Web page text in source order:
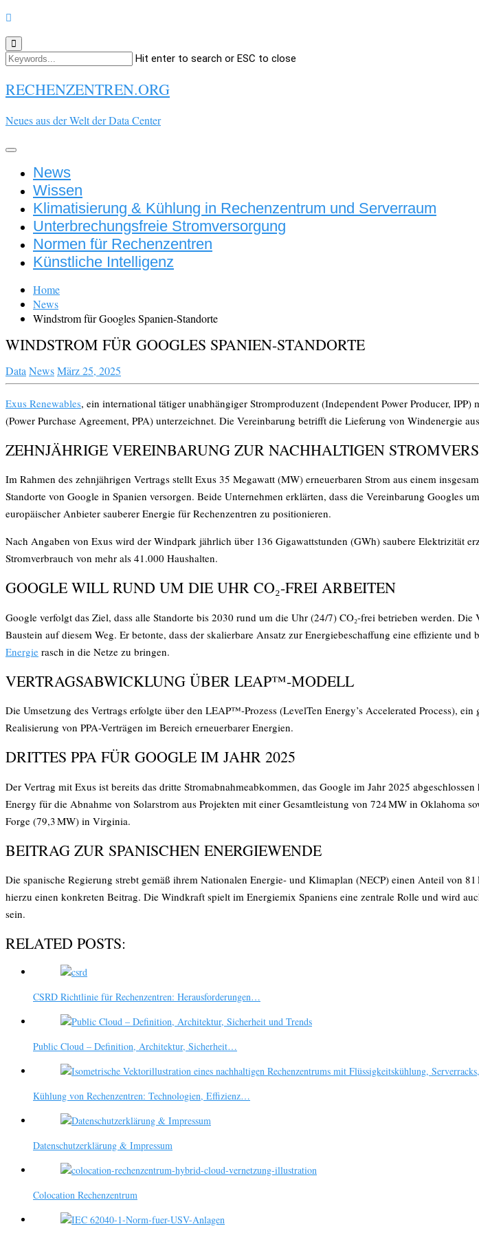
Hit enter to search or ESC to close
RECHENZENTREN.ORG
Neues aus der Welt der Data Center
Toggle
navigationNews
Wissen
Klimatisierung & Kühlung in Rechenzentrum und Serverraum
Unterbrechungsfreie Stromversorgung
Normen für Rechenzentren
Künstliche Intelligenz
Home
News
Windstrom für Googles Spanien-Standorte
WINDSTROM FÜR GOOGLES SPANIEN-STANDORTE
Data NewsMärz 25, 2025
Exus Renewables, ein international tätiger unabhängiger Stromproduzent (Independent Power Producer,
(Power Purchase Agreement, PPA) unterzeichnet. Die Vereinbarung betrifft die Lieferung von Windenergie
ZEHNJÄHRIGE VEREINBARUNG ZUR NACHHALTIGEN
Im Rahmen des zehnjährigen Vertrags stellt Exus 35 Megawatt (MW) erneuerbaren Strom aus einem
Standorte von Google in Spanien versorgen. Beide Unternehmen erklärten, dass die Vereinbarung Googles
europäischer Anbieter sauberer Energie für Rechenzentren zu positionieren.
Nach Angaben von Exus wird der Windpark jährlich über 136 Gigawattstunden (GWh) saubere Elektrizität
Stromverbrauch von mehr als 41.000 Haushalten.
GOOGLE WILL RUND UM DIE UHR CO₂-FREI ARBEITEN
Google verfolgt das Ziel, dass alle Standorte bis 2030 rund um die Uhr (24/7) CO₂-frei betrieben werden. Die
Baustein auf diesem Weg. Er betonte, dass der skalierbare Ansatz zur Energie­beschaffung eine effiziente
Energie rasch in die Netze zu bringen.
VERTRAGSABWICKLUNG ÜBER LEAP™-MODELL
Die Umsetzung des Vertrags erfolgte über den LEAP™-Prozess (LevelTen Energy’s Accelerated Process),
Realisierung von PPA-Verträgen im Bereich erneuerbarer Energien.
DRITTES PPA FÜR GOOGLE IM JAHR 2025
Der Vertrag mit Exus ist bereits das dritte Stromabnahmeabkommen, das Google im Jahr 2025
Energy für die Abnahme von Solarstrom aus Projekten mit einer Gesamtleistung von 724 MW in Oklahoma
Forge (79,3 MW) in Virginia.
BEITRAG ZUR SPANISCHEN ENERGIEWENDE
Die spanische Regierung strebt gemäß ihrem Nationalen Energie- und Klimaplan (NECP) einen Anteil von
hierzu einen konkreten Beitrag. Die Windkraft spielt im Energiemix Spaniens eine zentrale Rolle und wird
sein.
RELATED POSTS:
CSRD Richtlinie für Rechenzentren: Herausforderungen…
Public Cloud – Definition, Architektur, Sicherheit…
Kühlung von Rechenzentren: Technologien, Effizienz…
Datenschutzerklärung & Impressum
Colocation Rechenzentrum